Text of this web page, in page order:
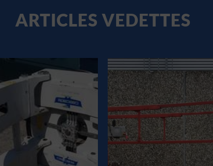
ARTICLES VEDETTES
ATTACHMENTS
GUIDE
ACCESS
PLATFORMS
GUIDE